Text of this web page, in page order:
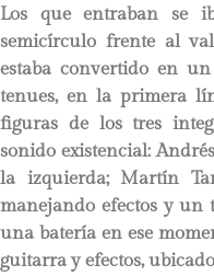
Los que entraban se
semicírculo frente al
estaba convertido en
tenues, en la primera
figuras de los tres
sonido existencial:
la izquierda; Martín
manejando efectos y un
una batería en ese
guitarra y efectos,